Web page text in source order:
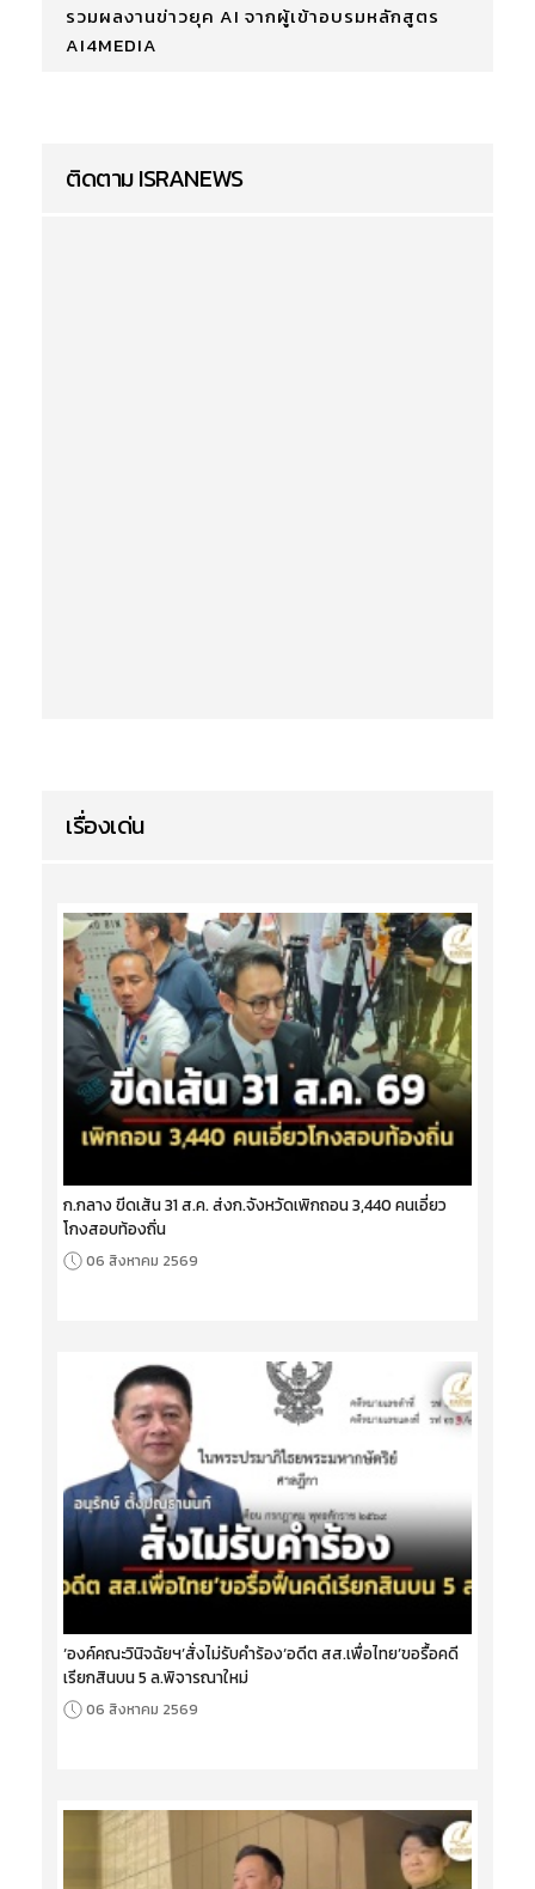
รวมผลงานข่าวยุค AI จากผู้เข้าอบรมหลักสูตร
AI4MEDIA
ติดตาม ISRANEWS
เรื่องเด่น
ก.กลาง ขีดเส้น 31 ส.ค. ส่งก.จังหวัดเพิกถอน 3,440 คนเอี่ยว
โกงสอบท้องถิ่น
06 สิงหาคม 2569
‘องค์คณะวินิจฉัยฯ’สั่งไม่รับคำร้อง‘อดีต สส.เพื่อไทย’ขอรื้อคดี
เรียกสินบน 5 ล.พิจารณาใหม่
06 สิงหาคม 2569